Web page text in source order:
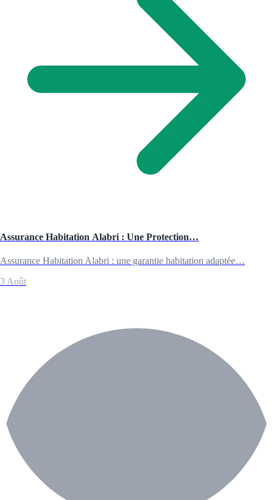
Assurance Habitation Alabri : Une Protection…
Assurance Habitation Alabri : une garantie habitation adaptée…
3 Août